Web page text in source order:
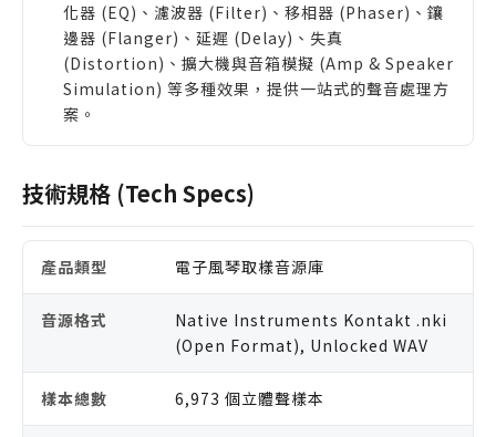
化器 (EQ)、濾波器 (Filter)、移相器 (Phaser)、鑲
邊器 (Flanger)、延遲 (Delay)、失真
(Distortion)、擴大機與音箱模擬 (Amp & Speaker
Simulation) 等多種效果，提供一站式的聲音處理方
案。
技術規格 (Tech Specs)
產品類型 電子風琴取樣音源庫
音源格式
Native Instruments Kontakt .nki
(Open Format), Unlocked WAV
樣本總數 6,973 個立體聲樣本